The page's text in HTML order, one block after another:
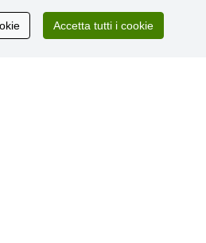
Accetta tutti i cookie